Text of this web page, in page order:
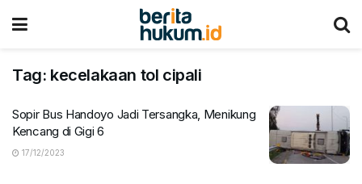
Tag: kecelakaan tol cipali
Sopir Bus Handoyo Jadi Tersangka, Menikung
Kencang di Gigi 6
17/12/2023